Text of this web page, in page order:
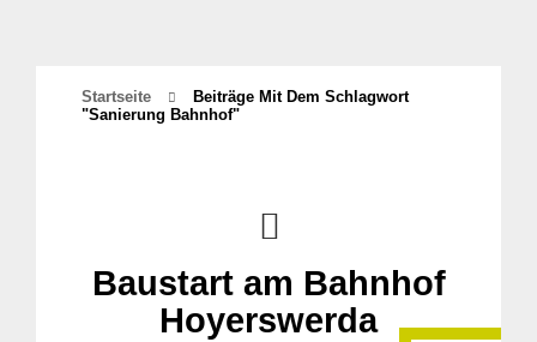
Startseite
Beiträge Mit Dem Schlagwort
"sanierung Bahnhof"
Baustart am Bahnhof
Hoyerswerda